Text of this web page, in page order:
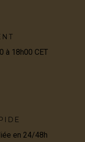
à 18h00 CET
en 24/48h